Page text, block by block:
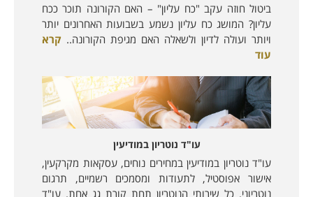
ביטול חוזה עקב "כח עליון" – האם הקורונה תוכר ככח
עליון? המושג כח עליון נשמע בשבועות האחרונים יותר
ויותר ועולה לדיון ולשאלה האם מגיפת הקורונה.. קרא
עוד
עו"ד נוטריון במודיעין
עו"ד נוטריון במודיעין במחירים נוחים, עסקאות מקרקעין,
אישור אפוסטיל, לתעודות ומסמכים רשמיים, תרגום
נוטריוני. כל שירותי הנוטריון תחת קורת גג אחת. עו"ד